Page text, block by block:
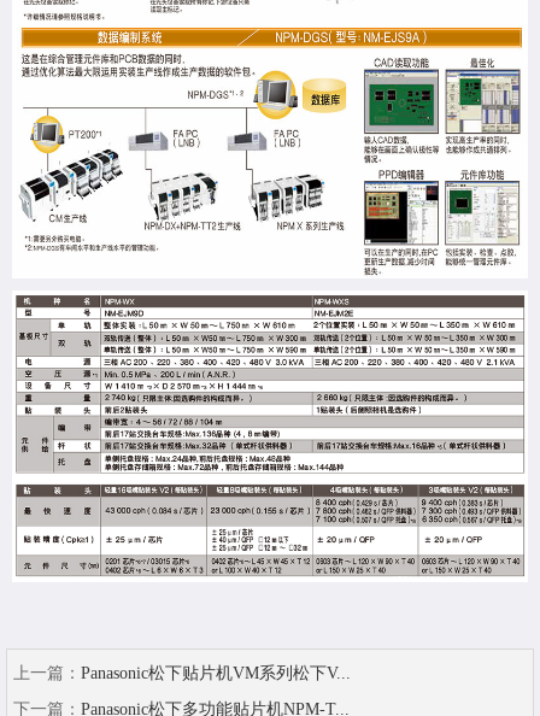
上一篇： Panasonic松下贴片机VM系列松下V...
下一篇： Panasonic松下多功能贴片机NPM-T...